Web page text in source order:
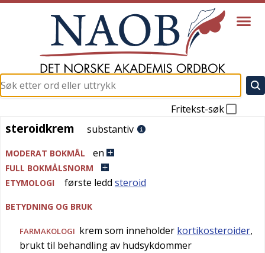
Fritekst-søk
steroidkrem
steroidkrem substantiv
MODERAT BOKMÅL en
FULL BOKMÅLSNORM
ETYMOLOGI
første ledd steroid
BETYDNING OG BRUK
FARMAKOLOGI krem som inneholder kortikosteroider,
brukt til behandling av hudsykdommer